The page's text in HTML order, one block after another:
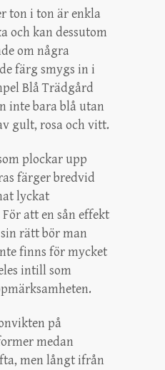
ton i ton är enkla
och kan dessutom
om några
färg smygs in i
Blå Trädgård
inte bara blå utan
gult, rosa och vitt.
plockar upp
färger bredvid
lyckat
att en sån effekt
rätt bör man
finns för mycket
intill som
på
medan
men långt ifrån